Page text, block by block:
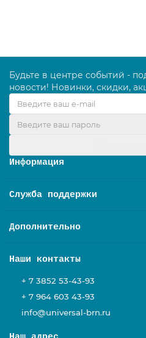
Будьте в центре событий -
новости! Новинки, скидки,
Информация
Служба поддержки
Дополнительно
Наши контакты
+ 7 3852 53-43-93
+ 7 964 603 43-93
info@universal-brn.ru